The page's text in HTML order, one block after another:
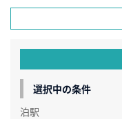
選択中の条件
泊駅